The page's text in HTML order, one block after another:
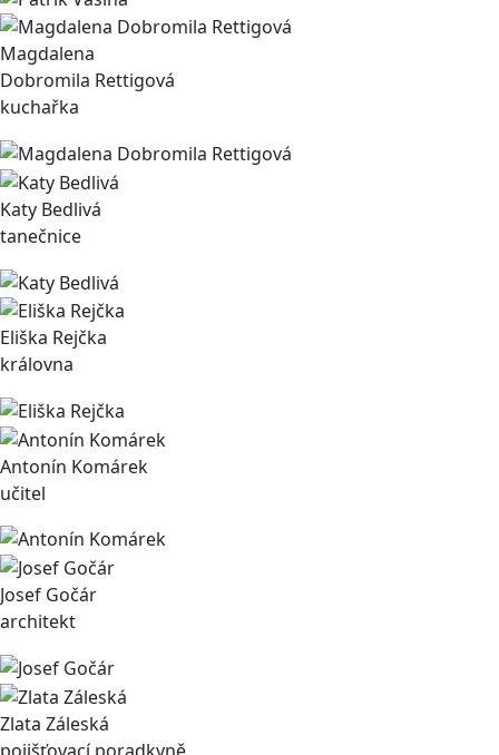
Magdalena
Dobromila Rettigová
kuchařka
Katy Bedlivá
tanečnice
Eliška Rejčka
královna
Antonín Komárek
učitel
Josef Gočár
architekt
Zlata Záleská